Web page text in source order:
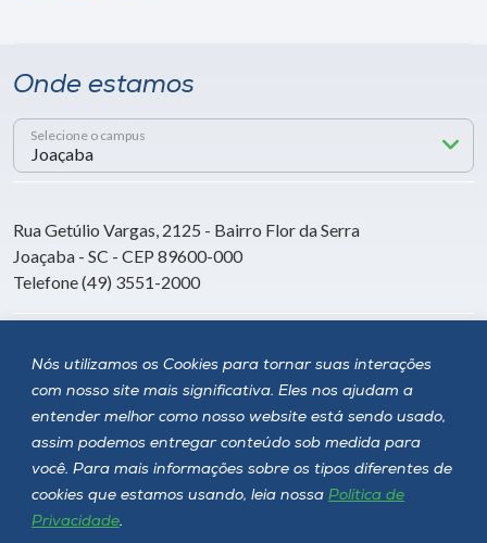
Nós utilizamos os Cookies para tornar suas interações
com nosso site mais significativa. Eles nos ajudam a
entender melhor como nosso website está sendo usado,
assim podemos entregar conteúdo sob medida para
você. Para mais informações sobre os tipos diferentes de
cookies que estamos usando, leia nossa Política de
Privacidade.
Onde estamos
Selecione o campus
Rua Getúlio Vargas, 2125 - Bairro Flor da Serra
Joaçaba - SC - CEP 89600-000
Telefone (49) 3551-2000
Siga a Unoesc